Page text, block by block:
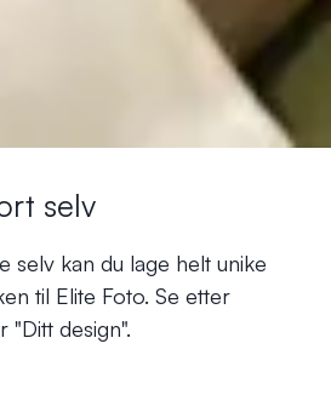
selv
selv kan du lage helt unike
til Elite Foto. Se etter
design".